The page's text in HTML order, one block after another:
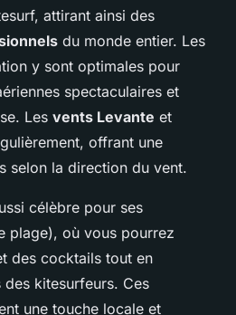
attirant ainsi des
du monde entier. Les
y sont optimales pour
spectaculaires et
Les vents Levante et
offrant une
selon la direction du vent.
célèbre pour ses
plage), où vous pourrez
des cocktails tout en
kitesurfeurs. Ces
une touche locale et